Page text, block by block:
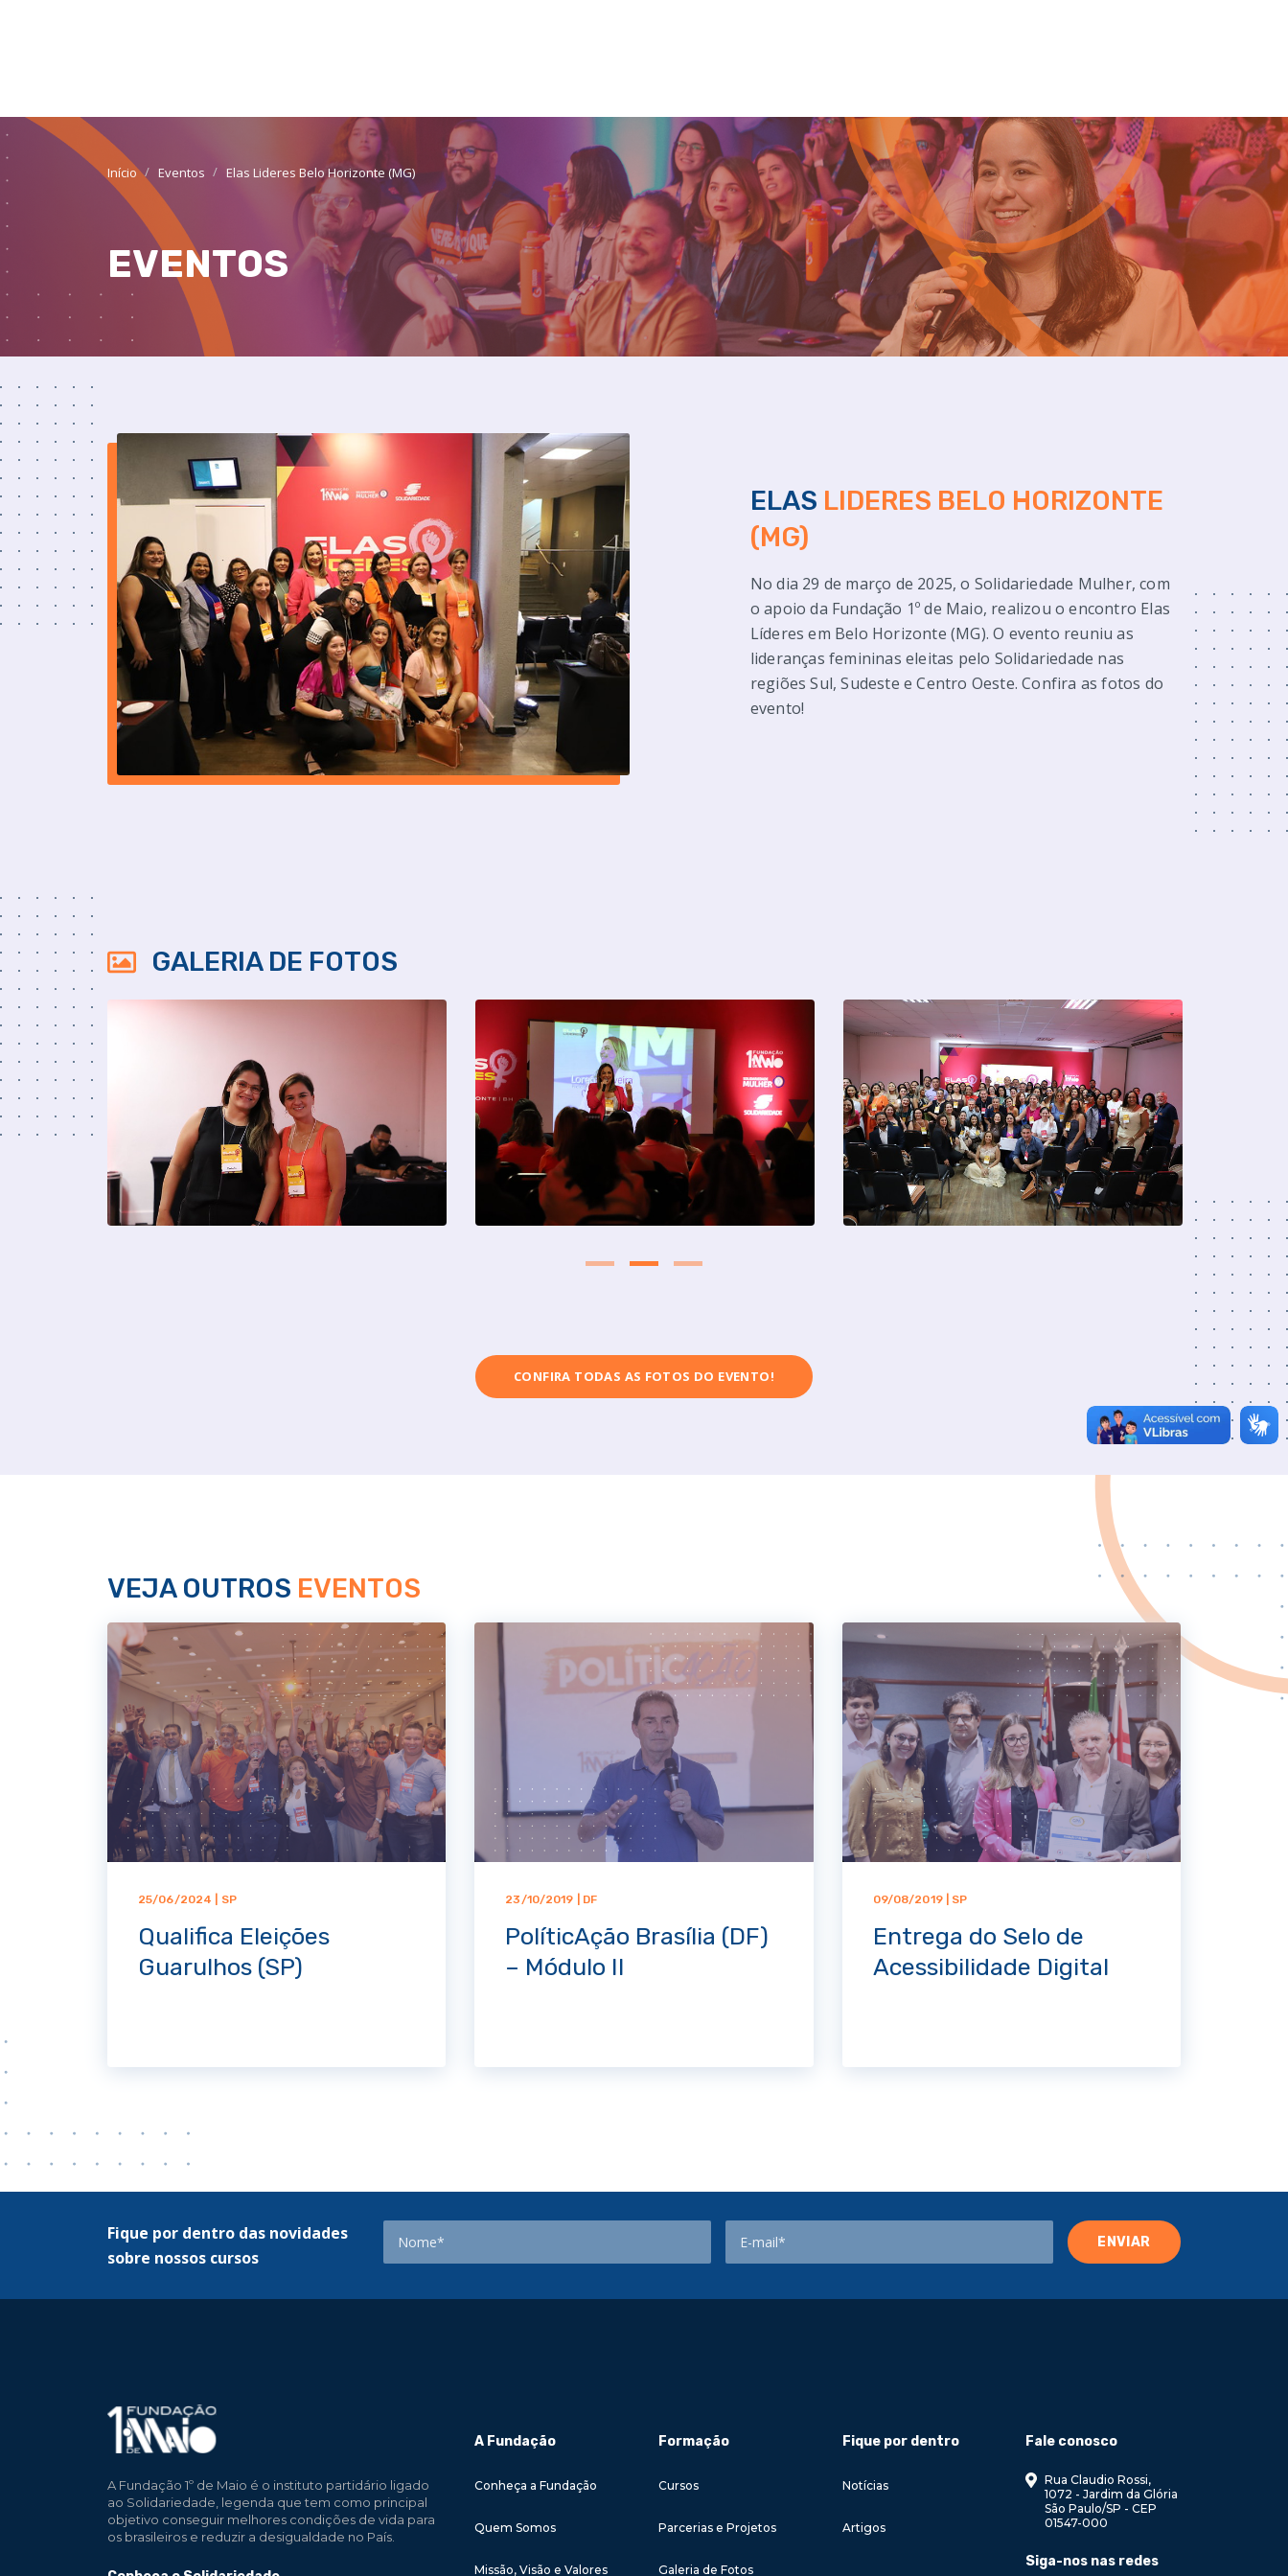
Início Eventos Elas Lideres Belo Horizonte (MG)
EVENTOS
ELAS LIDERES BELO HORIZONTE
(MG)
No dia 29 de março de 2025, o Solidariedade Mulher, com
o apoio da Fundação 1º de Maio, realizou o encontro Elas
Líderes em Belo Horizonte (MG). O evento reuniu as
lideranças femininas eleitas pelo Solidariedade nas
regiões Sul, Sudeste e Centro Oeste. Confira as fotos do
evento!
GALERIA DE FOTOS
CONFIRA TODAS AS FOTOS DO EVENTO!
VEJA OUTROS EVENTOS
25/06/2024 | SP
Qualifica Eleições
Guarulhos (SP)
23/10/2019 | DF
PolíticAção Brasília (DF)
– Módulo II
09/08/2019 | SP
Entrega do Selo de
Acessibilidade Digital
Fique por dentro das novidades
sobre nossos cursos
A Fundação 1º de Maio é o instituto partidário ligado
ao Solidariedade, legenda que tem como principal
objetivo conseguir melhores condições de vida para
os brasileiros e reduzir a desigualdade no País.
A Fundação
Conheça a Fundação
Quem Somos
Missão, Visão e Valores
Formação
Cursos
Parcerias e Projetos
Galeria de Fotos
Fique por dentro
Notícias
Artigos
Fale conosco
Rua Claudio Rossi,
1072 - Jardim da Glória
São Paulo/SP - CEP
01547-000
Siga-nos nas redes